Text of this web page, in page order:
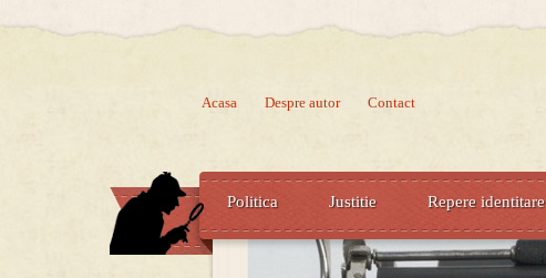
Acasa Despre autor Contact
Politica Justitie Repere identitare